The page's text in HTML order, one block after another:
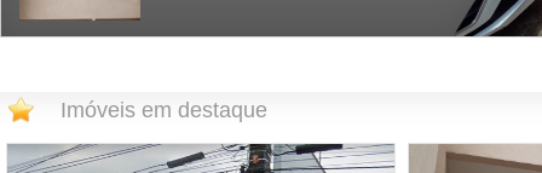
Imóveis em destaque